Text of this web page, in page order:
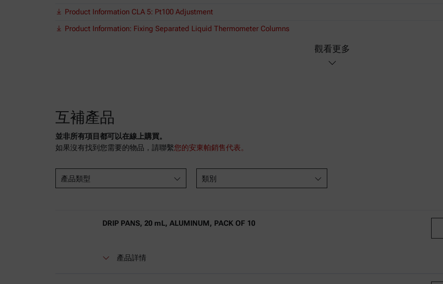
Product Information CLA 5: Pt100 Adjustment
Product Information: Fixing Separated Liquid Thermometer Columns
觀看更多
互補產品
並非所有項目都可以在線上購買。
如果沒有找到您需要的物品，請聯繫您的安東帕銷售代表。
產品類型 類別
DRIP PANS, 20 mL, ALUMINUM, PACK OF 10
產品詳情